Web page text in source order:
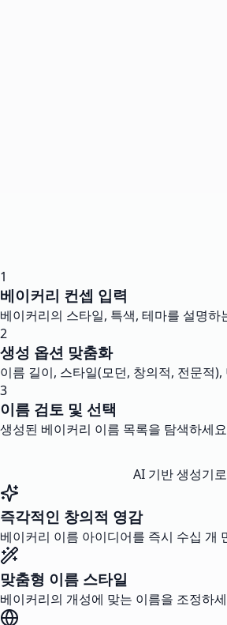
1
베이커리 컨셉 입력
베이커리의 스타일, 특색, 테마를 설명
2
생성 옵션 맞춤화
이름 길이, 스타일(모던, 창의적, 전문적
3
이름 검토 및 선택
생성된 베이커리 이름 목록을 탐색하세
AI 기반 생성기
즉각적인 창의적 영감
베이커리 이름 아이디어를 즉시 수십 개
맞춤형 이름 스타일
베이커리의 개성에 맞는 이름을 조정하